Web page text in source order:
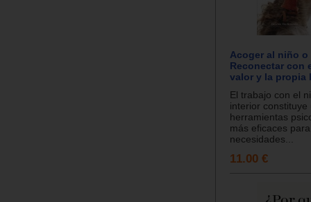
Acoger al niño
Reconectar con
valor y la propia
El trabajo con el
interior constituye
herramientas
más eficaces
necesidades...
11.00 €